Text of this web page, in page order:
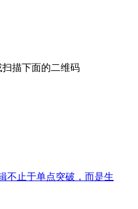
扫描下面的二维码
不止于单点突破，而是生